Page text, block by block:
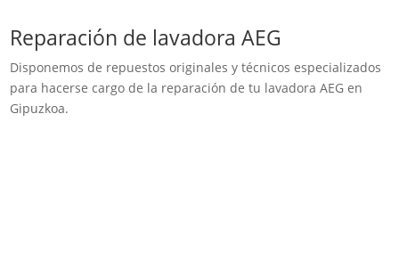
Reparación de lavadora AEG
Disponemos de repuestos originales y técnicos especializados
para hacerse cargo de la reparación de tu lavadora AEG en
Gipuzkoa.